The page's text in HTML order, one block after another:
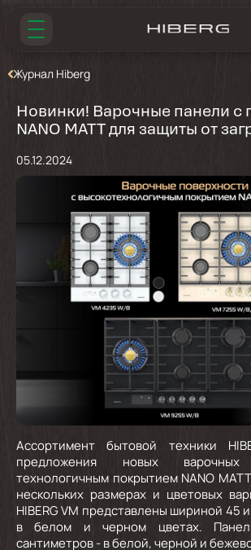
Журнал Hiberg
Новинки! Варочные панели с
NANO MATT для защиты от
05.12.2024
Ассортимент бытовой техники
предложения новых
технологичным покрытием NANO
нескольких размерах и цветовых
HIBERG VM представлены шириной 45
в белом и черном цветах.
сантиметров - в белой, черной и